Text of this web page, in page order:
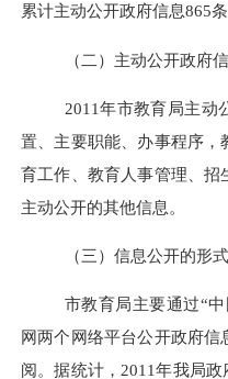
累计主动公开政府信息865条
（二）主动公开政府
2011年市教育局主动
置、主要职能、办事程序
育工作、教育人事管理、招
主动公开的其他信息。
（三）信息公开的形式
市教育局主要通过“
网两个网络平台公开政府
阅。据统计，2011年我局政